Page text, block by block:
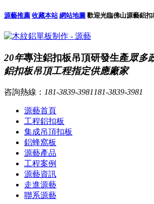
源藝推薦 收藏本站 網站地圖 歡迎光臨佛山源藝鋁扣
20年專注鋁扣板吊頂研發生產眾多
鋁扣板吊頂工程指定供應廠家
咨詢熱線： 181-3839-3981 181-3839-3981
源藝首頁
工程鋁扣板
集成吊頂扣板
鋁蜂窩板
源藝產品
工程案例
源藝資訊
走進源藝
聯系源藝